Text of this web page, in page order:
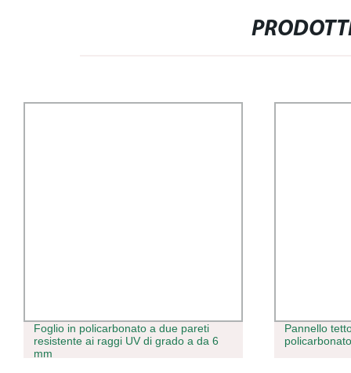
Foglio in policarbonato a due pareti
resistente ai raggi UV di grado a da 6
mm
Pannello